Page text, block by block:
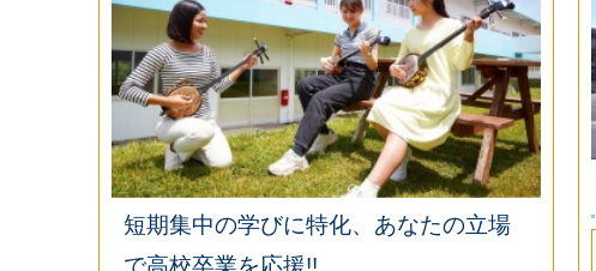
短期集中の学びに特化、あなたの立場
で高校卒業を応援!!